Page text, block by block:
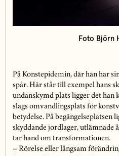
Foto Björn
På Konstepidemin, där han har
spår. Här står till exempel hans
undanskymd plats ligger det han
slags omvandlingsplats för
betydelse. På begängelseplatsen
skyddande jordlager, utlämnade
tar hand om transformationen.
– Rörelse eller långsam